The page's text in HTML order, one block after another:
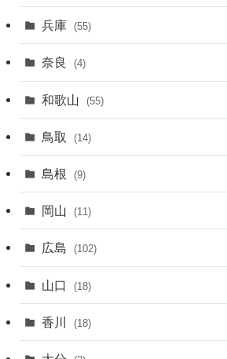
兵庫 (55)
奈良 (4)
和歌山 (55)
鳥取 (14)
島根 (9)
岡山 (11)
広島 (102)
山口 (18)
香川 (18)